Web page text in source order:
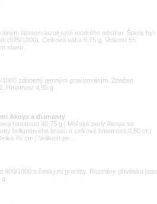
lápisem lazuli sytě modrého odstínu. Šperk byl
(925/1000). Celková váha 6,75 g. Velikost 55.
stavu.
zdobený jemným gravírováním. Značen
Hmotnost 4,85 g.
Akoya a diamanty
hmotnost 40,75 g | Mořské perly Akoya se
briliantového brusu o celkové hmotnosti 0,50 ct |
45 cm | Velikost pe ...
900/1000 s českými granáty. Rozměry přívěsku jsou